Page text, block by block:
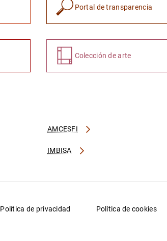
Portal de transparencia
Colección de arte
AMCESFI
IMBISA
Política de privacidad Política de cookies